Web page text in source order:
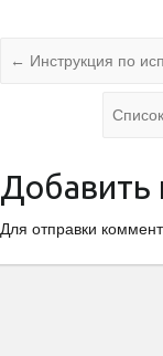
← Инструкция по
Добавить
Для отправки